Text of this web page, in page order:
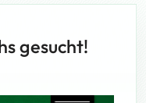
gesucht!